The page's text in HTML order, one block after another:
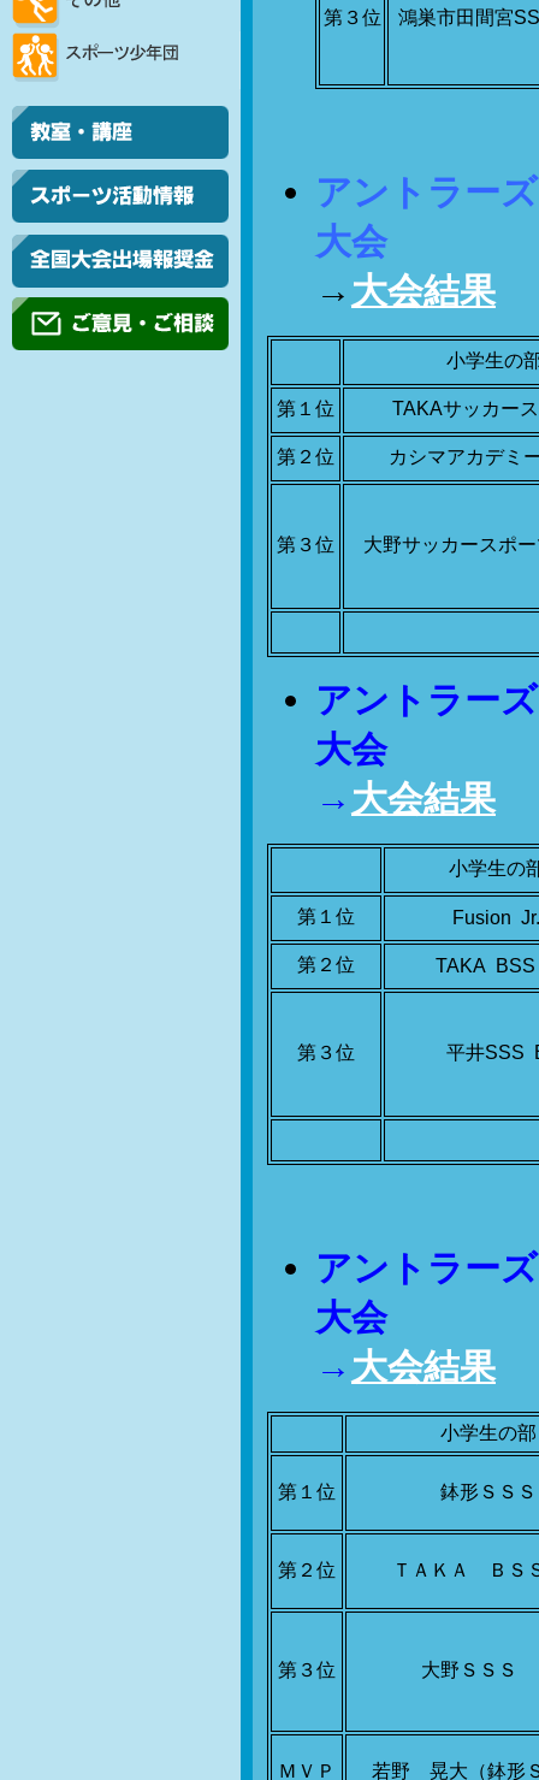
第３位 鴻巣市田間宮
アントラー
大会
→ 大会結果
小学生の
第１位 TAKAサッカー
第２位 カシマアカデミ
第３位 大野サッカースポ
アントラー
大会
→ 大会結果
小学生の
第１位 Fusion Jr.
第２位 TAKA
第３位 平井SSS
アントラー
大会
→ 大会結果
小学生の部
第１位 鉢形ＳＳＳ
第２位 ＴＡＫＡ ＢＳ
第３位 大野ＳＳＳ
ＭＶＰ 若野 晃大（鉢形